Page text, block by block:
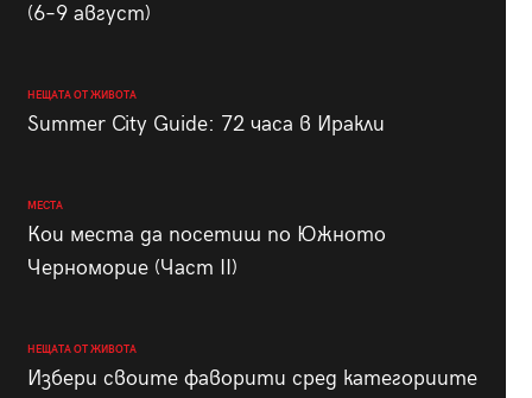
(6–9 август)
НЕЩАТА ОТ ЖИВОТА
Summer City Guide: 72 часа в Иракли
МЕСТА
Кои места да посетиш по Южното
Черноморие (Част II)
НЕЩАТА ОТ ЖИВОТА
Избери своите фаворити сред категориите